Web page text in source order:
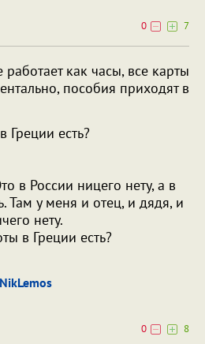
0
7
работает как часы, все карты
пособия приходят в
Греции есть?
в России ницего нету, а в
Там у меня и отец, и дядя, и
нету.
в Греции есть?
NikLemos
0
8